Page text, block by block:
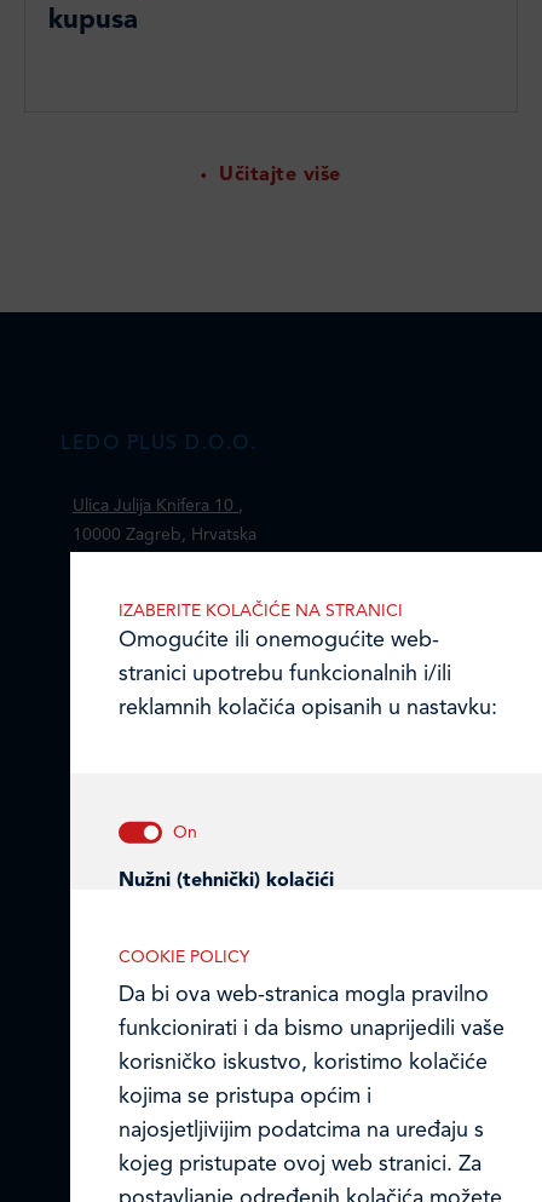
kupusa
Učitajte više
LEDO PLUS D.O.O.
Ulica Julija Knifera 10 ,
10000 Zagreb, Hrvatska
Email:ledo@ledo.hr
OIB 07179054100
Matični broj (MB): 4938763
Privacy notice and Cookies
© LEDO plus d.o.o. 2026.
COOKIE POLICY
Da bi ova web-stranica mogla pravilno
funkcionirati i da bismo unaprijedili vaše
korisničko iskustvo, koristimo kolačiće
kojima se pristupa općim i
najosjetljivijim podatcima na uređaju s
kojeg pristupate ovoj web stranici. Za
IZABERITE KOLAČIĆE NA STRANICI
Omogućite ili onemogućite web-
stranici upotrebu funkcionalnih i/ili
reklamnih kolačića opisanih u nastavku:
Nužni (tehnički) kolačići
funkcionalnosti. Bez ovih kolačića, web-
stranica ne može pravilno funkcionirati,
a isključiti ih možete mijenjanjem
postavki u svome web-pregledniku.
Analitički kolačići